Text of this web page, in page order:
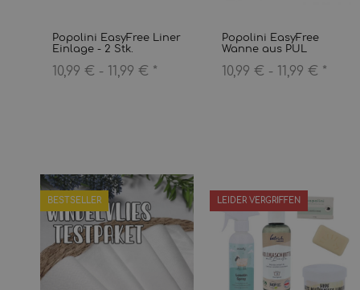
Popolini EasyFree Liner
Einlage - 2 Stk.
10,99 € - 11,99 € *
Popolini EasyFree
Wanne aus PUL
10,99 € - 11,99 € *
BESTSELLER LEIDER VERGRIFFEN